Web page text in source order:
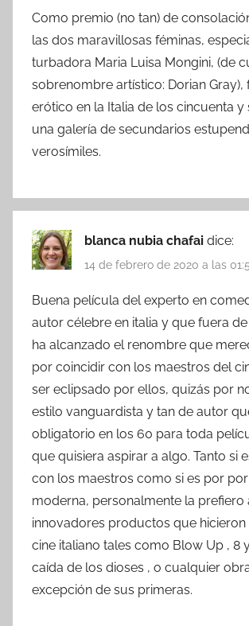
Como premio (no tan) de
las dos maravillosas féminas,
turbadora Maria Luisa Mongini, (de
sobrenombre artístico: Dorian Gray),
erótico en la Italia de los cincuenta y
una galería de secundarios
verosímiles.
blanca nubia chafai dice:
14 de febrero de 2020 a las
Buena película del experto en
autor célebre en italia y que fuera
ha alcanzado el renombre que
por coincidir con los maestros del
ser eclipsado por ellos, quizás por
estilo vanguardista y tan de autor
obligatorio en los 60 para toda
que quisiera aspirar a algo. Tanto si
con los maestros como si es por
moderna, personalmente la prefiero
innovadores productos que
cine italiano tales como Blow Up , 8
caída de los dioses , o cualquier
excepción de sus primeras.